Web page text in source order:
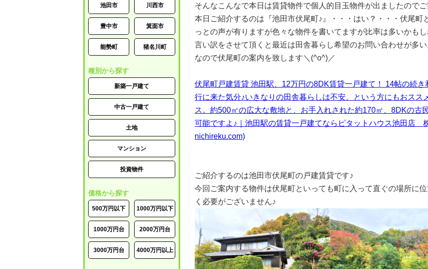
そんなこんなで本日は賃貸物件で個人的目玉物件が出ましたので
本日ご紹介するのは『池田市伏尾町♪』・・・はい？・・・伏尾町
っとの声が有りますが色々な物件を書いてますが比率は多いかも
言い訳をさせて頂くと最近は田舎暮らし希望のお問い合わせが多
なので伏尾町の案内を致します＼(^o^)／
伏尾町戸建賃貸 池田駅、12万円の8DK賃貸一戸建て！ 14帖の続
行に来た気分♪いきなりの田舎暮らしは不安、という方にもおスス
ス。約500㎡の広大な敷地と、お手入れされた約170㎡、8DKの古
可能ですよ♪｜池田駅の賃貸一戸建てならピタットハウス池田店
nichireku.com)
ご紹介するのは池田市伏尾町の戸建賃貸です♪
今回ご案内する物件は伏尾町といっても町に入って直ぐの場所に
く必要がございません♪
池田市 川西市
豊中市 箕面市
能勢町 猪名川町
種別から探す
新築一戸建て
中古一戸建て
土地
マンション
投資物件
価格から探す
500万円以下 1000万円以下
1000万円台 2000万円台
3000万円台 4000万円以上